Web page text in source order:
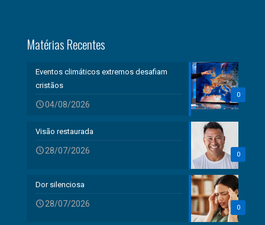
Matérias Recentes
0
Eventos climáticos extremos desafiam
cristãos
04/08/2026
0
Visão restaurada
28/07/2026
0
Dor silenciosa
28/07/2026